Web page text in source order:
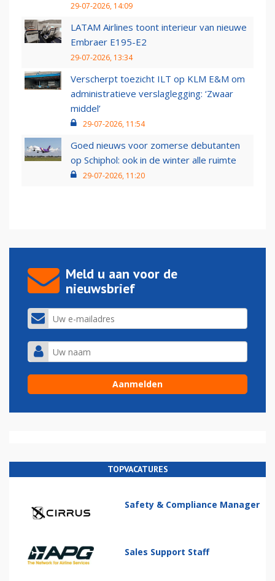
29-07-2026, 14:09
LATAM Airlines toont interieur van nieuwe
Embraer E195-E2
29-07-2026, 13:34
Verscherpt toezicht ILT op KLM E&M om
administratieve verslaglegging: ‘Zwaar
middel’
29-07-2026, 11:54
Goed nieuws voor zomerse debutanten
op Schiphol: ook in de winter alle ruimte
29-07-2026, 11:20
Meld u aan voor de
nieuwsbrief
TOPVACATURES
Safety & Compliance Manager
Sales Support Staff